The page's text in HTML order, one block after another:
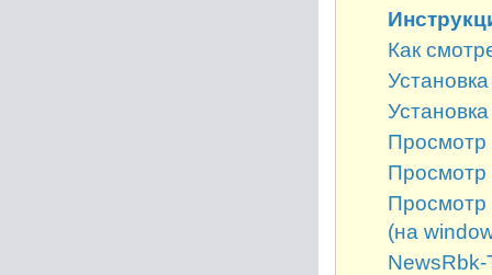
Как
Просмотр
Просмотр
Просмотр
(на